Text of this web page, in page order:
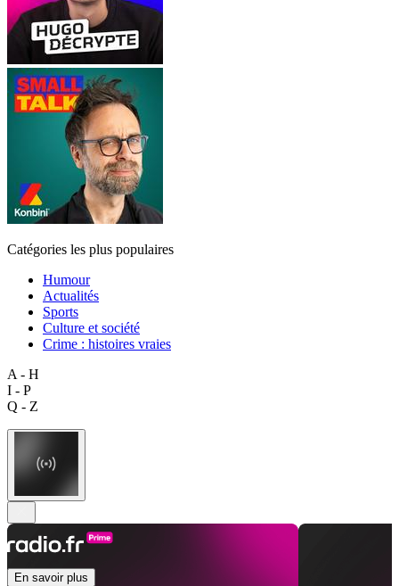
Catégories les plus populaires
Humour
Actualités
Sports
Culture et société
Crime : histoires vraies
A - H
I - P
Q - Z
En savoir plus